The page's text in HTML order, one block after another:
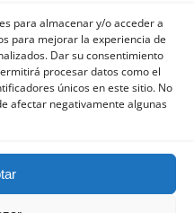
para almacenar y/o acceder a
para mejorar la experiencia de
Dar su consentimiento
procesar datos como el
únicos en este sitio. No
afectar negativamente algunas
2026. Reservados todos